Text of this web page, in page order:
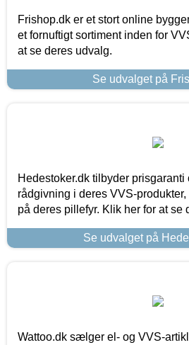
Frishop.dk er et stort online
et fornuftigt sortiment inden for
at se deres udvalg.
Se udvalget på
Hedestoker.dk tilbyder prisgaranti
rådgivning i deres VVS-
på deres pillefyr. Klik her for at se
Se udvalget på
Wattoo.dk sælger el- og VVS-